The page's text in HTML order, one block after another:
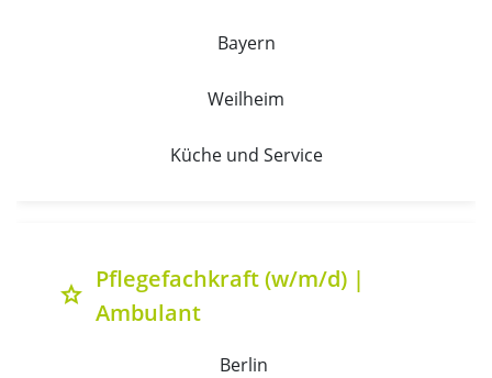
Bayern
Weilheim
Küche und Service
grade
Pflegefachkraft (w/m/d) |
Ambulant
Berlin